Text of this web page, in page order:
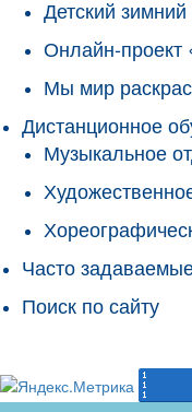
Детский
Онлайн-
Мы мир
Дистанционное
Музыкальное
Часто
Поиск по сайту